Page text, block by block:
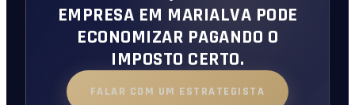
EMPRESA EM MARIALVA PODE
ECONOMIZAR PAGANDO O
IMPOSTO CERTO.
FALAR COM UM ESTRATEGISTA